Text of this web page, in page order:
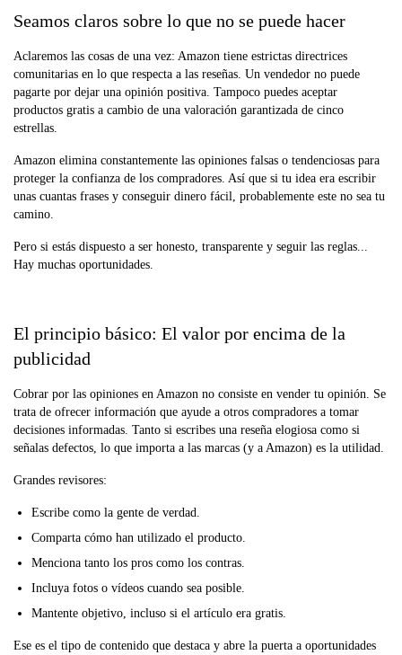
Seamos claros sobre lo que no se puede hacer
Aclaremos las cosas de una vez: Amazon tiene estrictas directrices
comunitarias en lo que respecta a las reseñas. Un vendedor no puede
pagarte por dejar una opinión positiva. Tampoco puedes aceptar
productos gratis a cambio de una valoración garantizada de cinco
estrellas.
Amazon elimina constantemente las opiniones falsas o tendenciosas para
proteger la confianza de los compradores. Así que si tu idea era escribir
unas cuantas frases y conseguir dinero fácil, probablemente este no sea tu
camino.
Pero si estás dispuesto a ser honesto, transparente y seguir las reglas...
Hay muchas oportunidades.
El principio básico: El valor por encima de la
publicidad
Cobrar por las opiniones en Amazon no consiste en vender tu opinión. Se
trata de ofrecer información que ayude a otros compradores a tomar
decisiones informadas. Tanto si escribes una reseña elogiosa como si
señalas defectos, lo que importa a las marcas (y a Amazon) es la utilidad.
Grandes revisores:
Escribe como la gente de verdad.
Comparta cómo han utilizado el producto.
Menciona tanto los pros como los contras.
Incluya fotos o vídeos cuando sea posible.
Mantente objetivo, incluso si el artículo era gratis.
Ese es el tipo de contenido que destaca y abre la puerta a oportunidades